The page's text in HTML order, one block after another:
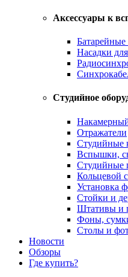
Аксессуары к
Насадки
Студийное
Отражатели
Студийные
Вспышки,
Студийные
Кольцевой
Установка
Стойки и
Штативы и
Фоны,
Столы и
Новости
Обзоры
Где купить?